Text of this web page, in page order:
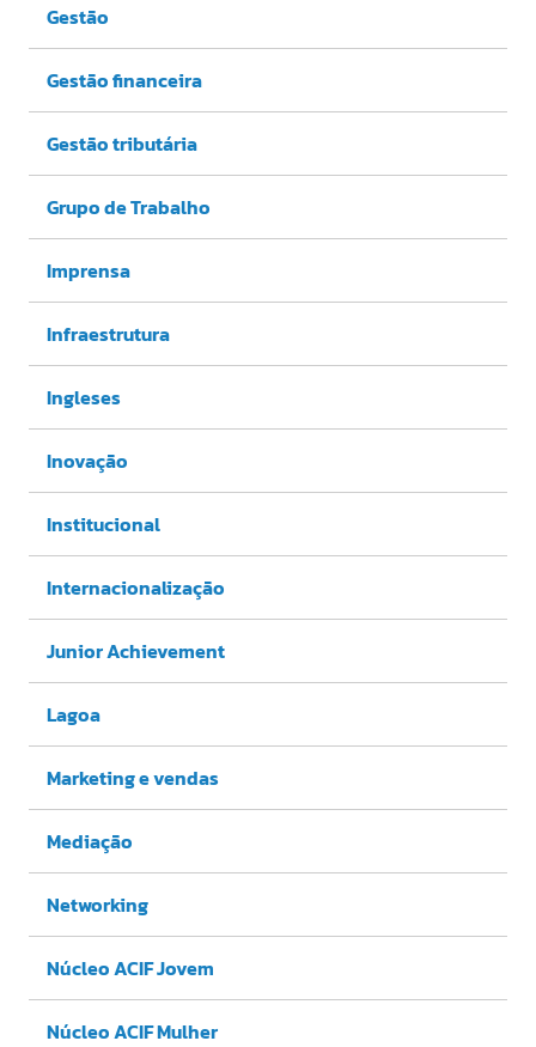
Gestão
Gestão financeira
Gestão tributária
Grupo de Trabalho
Imprensa
Infraestrutura
Ingleses
Inovação
Institucional
Internacionalização
Junior Achievement
Lagoa
Marketing e vendas
Mediação
Networking
Núcleo ACIF Jovem
Núcleo ACIF Mulher